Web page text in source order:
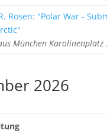
Rosen: "Polar War -
München Karolinenplatz
2026